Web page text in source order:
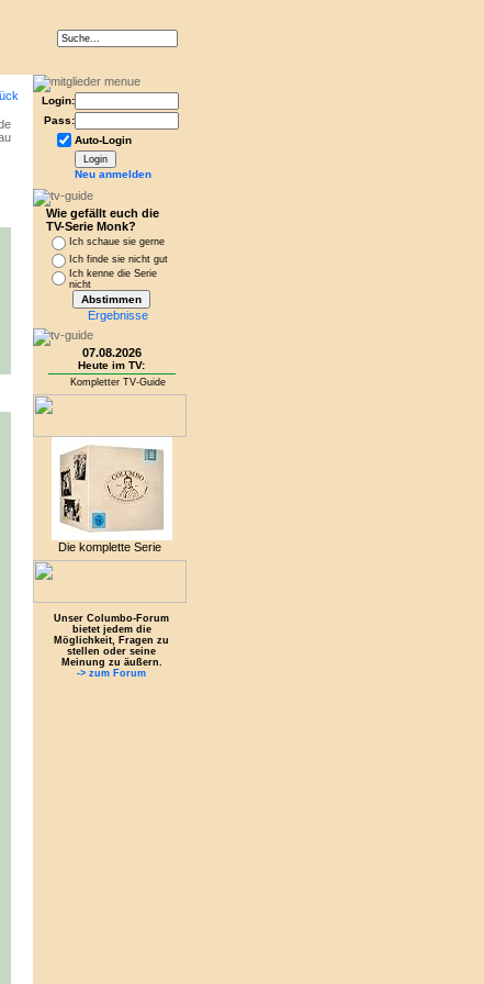
Login:
Pass:
Auto-Login
Neu anmelden
Wie gefällt euch die
TV-Serie Monk?
Ich schaue sie gerne
Ich finde sie nicht gut
Ich kenne die Serie
nicht
Ergebnisse
07.08.2026
Heute im TV:
Kompletter TV-Guide
Die komplette Serie
Unser Columbo-Forum
bietet jedem die
Möglichkeit, Fragen zu
stellen oder seine
Meinung zu äußern.
-> zum Forum